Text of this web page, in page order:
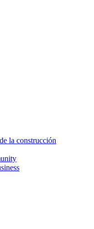
la construcción